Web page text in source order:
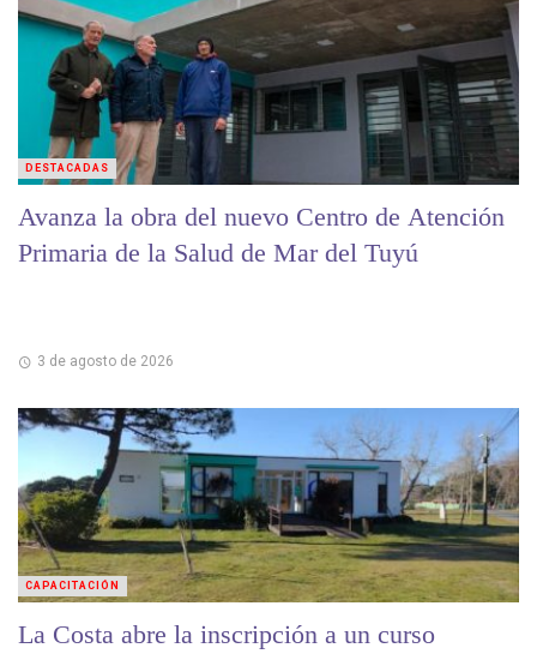
Avanza la obra del nuevo Centro de Atención
Primaria de la Salud de Mar del Tuyú
3 de agosto de 2026
DESTACADAS
La Costa abre la inscripción a un curso
CAPACITACIÓN